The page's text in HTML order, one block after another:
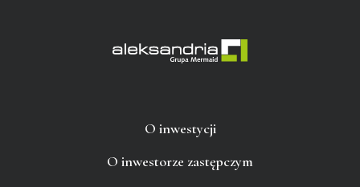
O inwestycji
O inwestorze zastępczym